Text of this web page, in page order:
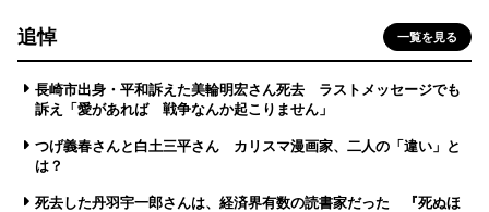
追悼 一覧を見る
長崎市出身・平和訴えた美輪明宏さん死去 ラストメッセージでも
訴え「愛があれば 戦争なんか起こりません」
つげ義春さんと白土三平さん カリスマ漫画家、二人の「違い」と
は？
死去した丹羽宇一郎さんは、経済界有数の読書家だった 『死ぬほ